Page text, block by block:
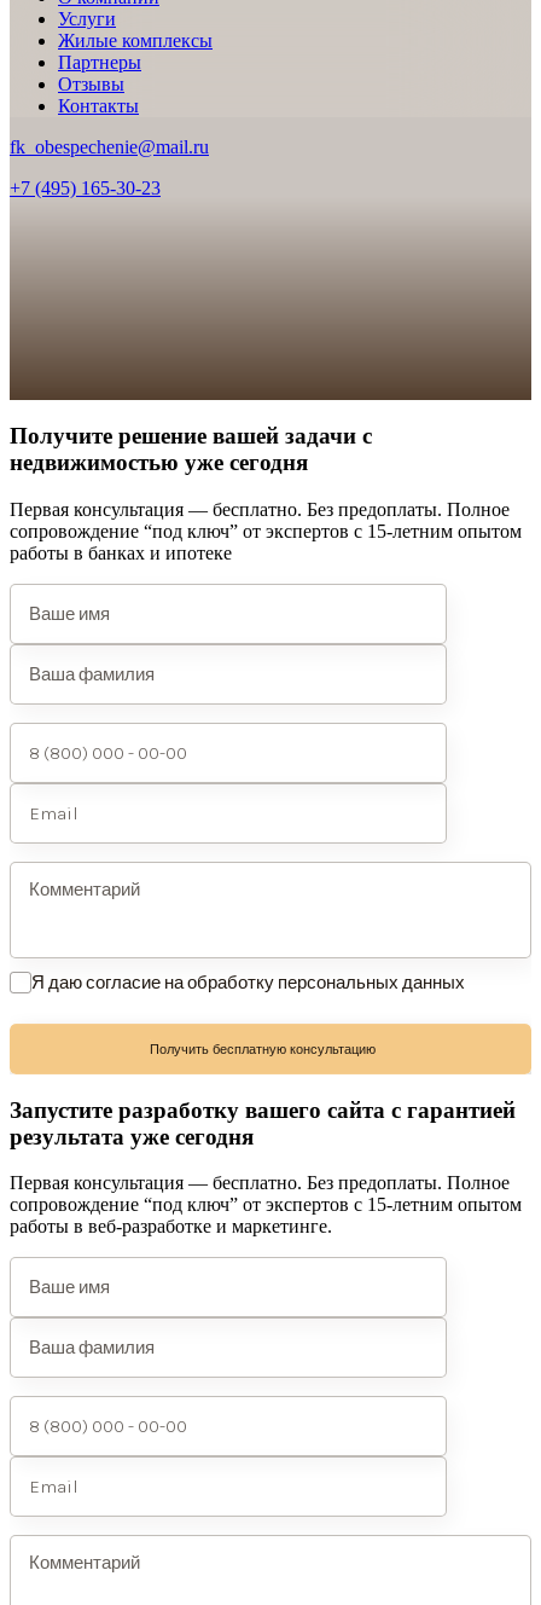
Услуги
Жилые комплексы
Партнеры
Отзывы
Контакты
fk_obespechenie@mail.ru
+7 (495) 165-30-23
Получите решение вашей задачи с
недвижимостью уже сегодня
Первая консультация — бесплатно. Без предоплаты. Полное
сопровождение “под ключ” от экспертов с 15-летним опытом
работы в банках и ипотеке
Я даю согласие на обработку персональных данных
Получить бесплатную консультацию
Запустите разработку вашего сайта с гарантией
результата уже сегодня
Первая консультация — бесплатно. Без предоплаты. Полное
сопровождение “под ключ” от экспертов с 15-летним опытом
работы в веб-разработке и маркетинге.